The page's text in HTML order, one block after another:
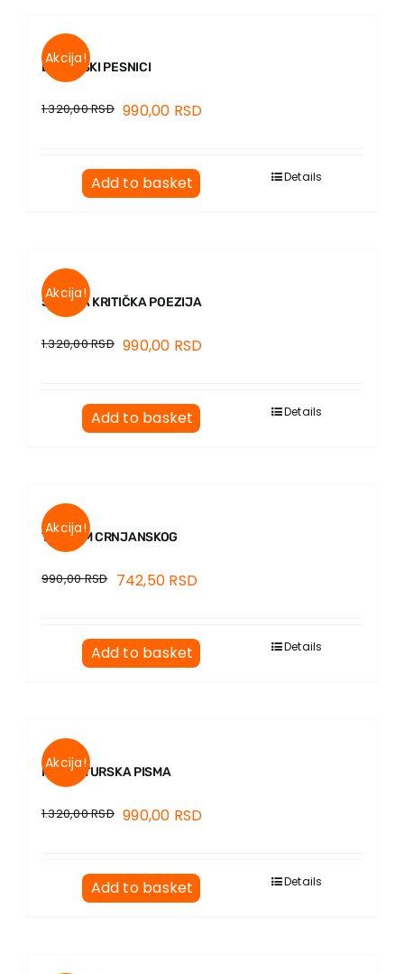
Akcija!
EVROPSKI PESNICI
1.320,00RSD 990,00 RSD
Add to basket Details
Akcija!
SRPSKA KRITIČKA POEZIJA
1.320,00RSD 990,00 RSD
Add to basket Details
Akcija!
TRAGOM CRNJANSKOG
990,00RSD 742,50 RSD
Add to basket Details
Akcija!
I NOVA TURSKA PISMA
1.320,00RSD 990,00 RSD
Add to basket Details